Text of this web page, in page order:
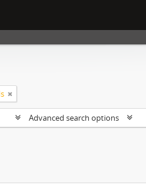
Advanced search options